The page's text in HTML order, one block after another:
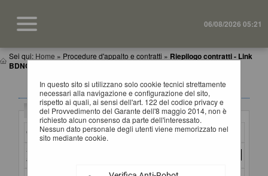
06/08/2026 05:21
Sei qui: Home » Procedure d'appalto e contratti » Riepilogo contratti - Link
BDNCP
In questo sito si utilizzano solo cookie tecnici strettamente
necessari alla navigazione e configurazione del sito,
rispetto ai quali, ai sensi dell'art. 122 del codice privacy e
del Provvedimento del Garante dell'8 maggio 2014, non è
richiesto alcun consenso da parte dell'interessato.
Nessun dato personale degli utenti viene memorizzato nel
sito mediante cookie.
RIEPILOGO CONTRATTI
Criteri di ricerca
CIG:
Stazione
appaltante :